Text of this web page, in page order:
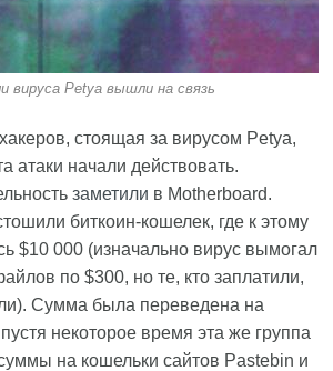
вируса Petya вышли на связь
стоящая за вирусом Petya,
атаки начали действовать.
заметили в Motherboard.
биткоин-кошелек, где к этому
$10 000 (изначально вирус вымогал
по $300, но те, кто заплатили,
Сумма была переведена на
некоторое время эта же группа
на кошельки сайтов Pastebin и